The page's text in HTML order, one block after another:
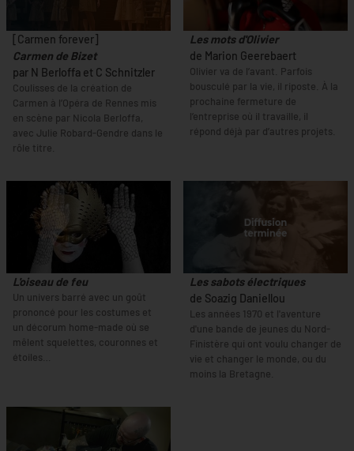
[Carmen forever]
Carmen de Bizet
par N Berloffa et C Schnitzler
Coulisses de la création de
Carmen à l’Opéra de Rennes mis
en scène par Nicola Berloffa,
avec Julie Robard-Gendre dans le
rôle titre.
Les mots d'Olivier
de Marion Geerebaert
Olivier va de l’avant. Parfois
bousculé par la vie, il riposte. À la
prochaine fermeture de
l’entreprise où il travaille, il
répond déjà par d’autres projets.
L'oiseau de feu
Un univers barré avec un goût
prononcé pour les costumes et
un décorum home-made où se
mêlent squelettes, couronnes et
étoiles…
Les sabots électriques
de Soazig Daniellou
Les années 1970 et l'aventure
d'une bande de jeunes du Nord-
Finistère qui ont voulu changer de
vie et changer le monde, ou du
moins la Bretagne.